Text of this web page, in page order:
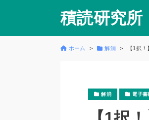
積読研究所
ホーム 解消 【1択
解消 電子書